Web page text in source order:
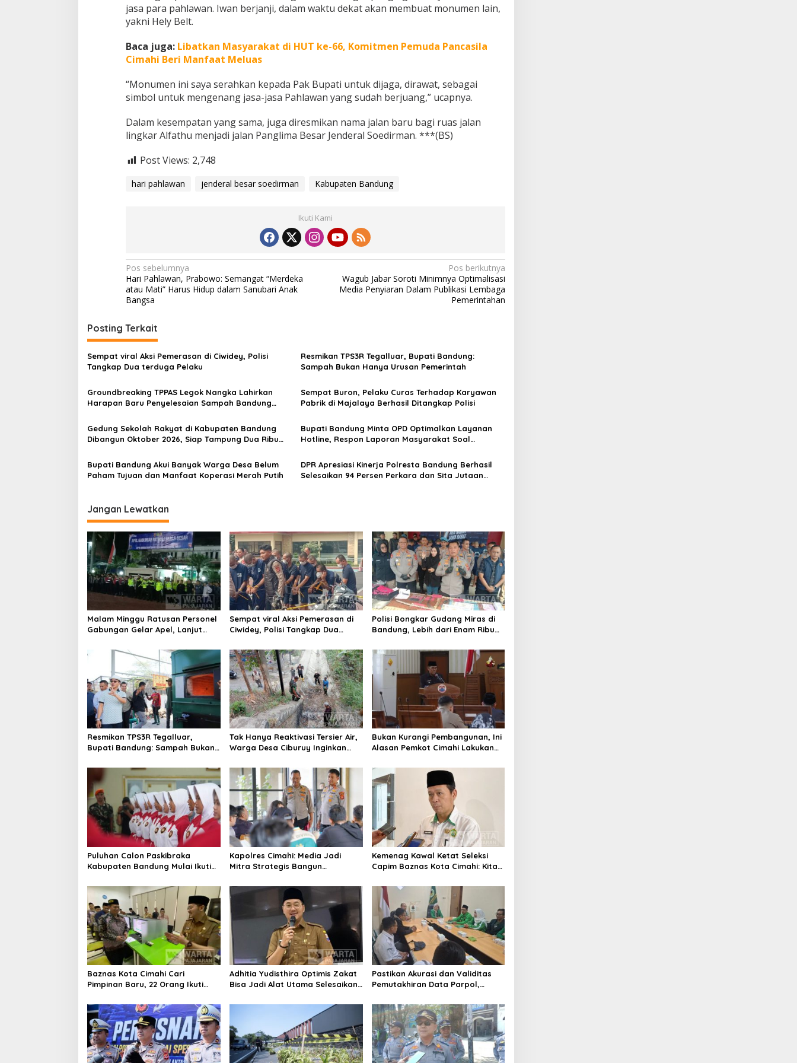
jasa para pahlawan. Iwan berjanji, dalam waktu dekat akan membuat monumen lain,
yakni Hely Belt.
Baca juga: Libatkan Masyarakat di HUT ke-66, Komitmen Pemuda Pancasila
Cimahi Beri Manfaat Meluas
“Monumen ini saya serahkan kepada Pak Bupati untuk dijaga, dirawat, sebagai
simbol untuk mengenang jasa-jasa Pahlawan yang sudah berjuang,” ucapnya.
Dalam kesempatan yang sama, juga diresmikan nama jalan baru bagi ruas jalan
lingkar Alfathu menjadi jalan Panglima Besar Jenderal Soedirman. ***(BS)
Post Views: 2,748
hari pahlawan jenderal besar soedirman Kabupaten Bandung
Ikuti Kami
N
a
v
i
g
a
s
i
p
s
Pos sebelumnya
Hari Pahlawan, Prabowo: Semangat “Merdeka
atau Mati” Harus Hidup dalam Sanubari Anak
Bangsa
Pos berikutnya
Wagub Jabar Soroti Minimnya Optimalisasi
Media Penyiaran Dalam Publikasi Lembaga
Pemerintahan
Posting Terkait
Sempat viral Aksi Pemerasan di Ciwidey, Polisi
Tangkap Dua terduga Pelaku
Resmikan TPS3R Tegalluar, Bupati Bandung:
Sampah Bukan Hanya Urusan Pemerintah
Groundbreaking TPPAS Legok Nangka Lahirkan
Harapan Baru Penyelesaian Sampah Bandung
Sempat Buron, Pelaku Curas Terhadap Karyawan
Pabrik di Majalaya Berhasil Ditangkap Polisi
Gedung Sekolah Rakyat di Kabupaten Bandung
Dibangun Oktober 2026, Siap Tampung Dua Ribu
Bupati Bandung Minta OPD Optimalkan Layanan
Hotline, Respon Laporan Masyarakat Soal
Bupati Bandung Akui Banyak Warga Desa Belum
Paham Tujuan dan Manfaat Koperasi Merah Putih
DPR Apresiasi Kinerja Polresta Bandung Berhasil
Selesaikan 94 Persen Perkara dan Sita Jutaan
Jangan Lewatkan
Malam Minggu Ratusan Personel
Gabungan Gelar Apel, Lanjut
Bandung
Sempat viral Aksi Pemerasan di
Ciwidey, Polisi Tangkap Dua
Polisi Bongkar Gudang Miras di
Bandung, Lebih dari Enam Ribu
Resmikan TPS3R Tegalluar,
Bupati Bandung: Sampah Bukan
Tak Hanya Reaktivasi Tersier Air,
Warga Desa Ciburuy Inginkan
Bukan Kurangi Pembangunan, Ini
Alasan Pemkot Cimahi Lakukan
Puluhan Calon Paskibraka
Kabupaten Bandung Mulai Ikuti
Kapolres Cimahi: Media Jadi
Mitra Strategis Bangun
Kemenag Kawal Ketat Seleksi
Capim Baznas Kota Cimahi: Kita
Berintegritas
Baznas Kota Cimahi Cari
Pimpinan Baru, 22 Orang Ikuti
Adhitia Yudisthira Optimis Zakat
Bisa Jadi Alat Utama Selesaikan
Pastikan Akurasi dan Validitas
Pemutakhiran Data Parpol,
Pengawasan